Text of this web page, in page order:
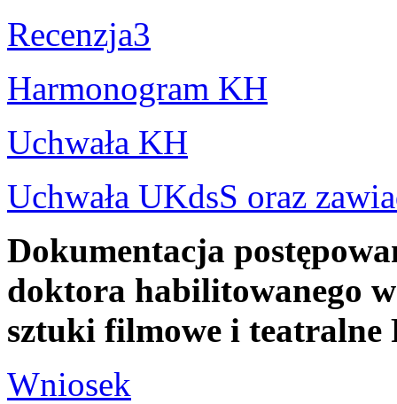
Recenzja3
Harmonogram KH
Uchwała KH
Uchwała UKdsS oraz
Dokumentacja
doktora habilitowanego
sztuki filmowe i teatralne
Wniosek